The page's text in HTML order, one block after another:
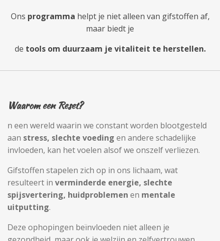
Ons programma helpt je niet alleen van gifstoffen af,
maar biedt je
de tools om duurzaam je vitaliteit te herstellen.
Waarom een Reset?
n een wereld waarin we constant worden blootgesteld
aan stress, slechte voeding en andere schadelijke
invloeden, kan het voelen alsof we onszelf verliezen.
Gifstoffen stapelen zich op in ons lichaam, wat
resulteert in verminderde energie, slechte
spijsvertering, huidproblemen en mentale
uitputting.
Deze ophopingen beïnvloeden niet alleen je